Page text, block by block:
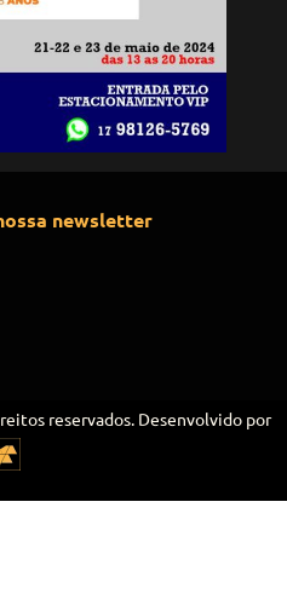
newsletter
reservados. Desenvolvido por